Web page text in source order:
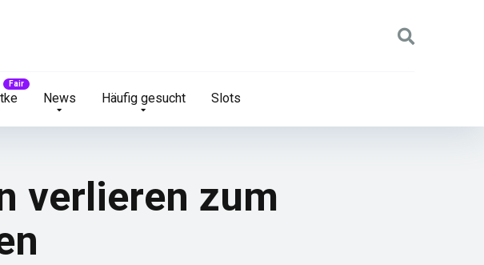
News Häufig gesucht Slots
verlieren zum